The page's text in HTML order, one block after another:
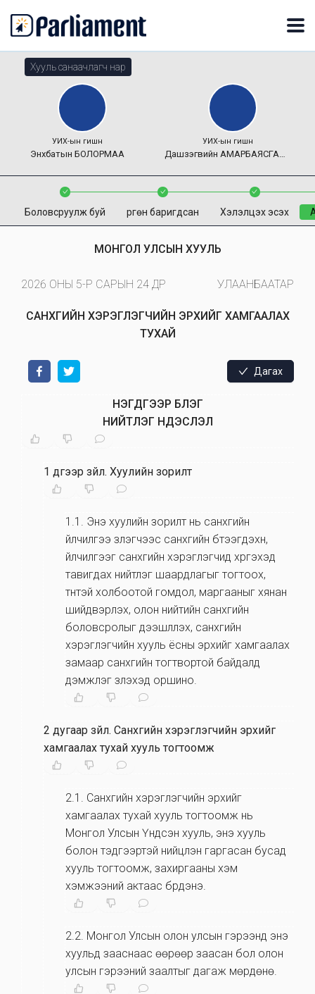
Хууль санаачлагч нар
УИХ-ын гишүүн
Энхбатын БОЛОРМАА
УИХ-ын гишүүн
Дашзэгвийн АМАРБАЯСГАЛАН
Боловсруулж буй Өргөн баригдсан Хэлэлцэх эсэх
МОНГОЛ УЛСЫН ХУУЛЬ
2026 ОНЫ 5-Р САРЫН 24 ӨДӨР УЛААНБААТАР
САНХҮҮГИЙН ХЭРЭГЛЭГЧИЙН ЭРХИЙГ ХАМГААЛАХ
ТУХАЙ
Дагах
НЭГДҮГЭЭР БҮЛЭГ
НИЙТЛЭГ ҮНДЭСЛЭЛ
1 дүгээр зүйл. Хуулийн зорилт
1.1 . Энэ хуулийн зорилт нь санхүүгийн
үйлчилгээ үзүүлэгчээс санхүүгийн бүтээгдэхүүн,
үйлчилгээг санхүүгийн хэрэглэгчид хүргэхэд
тавигдах нийтлэг шаардлагыг тогтоох,
түүнтэй холбоотой гомдол, маргааныг хянан
шийдвэрлэх, олон нийтийн санхүүгийн
боловсролыг дээшлүүлэх, санхүүгийн
хэрэглэгчийн хууль ёсны эрхийг хамгаалах
замаар санхүүгийн тогтвортой байдалд
дэмжлэг үзүүлэхэд оршино.
2 дугаар зүйл. Санхүүгийн хэрэглэгчийн эрхийг
хамгаалах тухай хууль тогтоомж
2.1 . Санхүүгийн хэрэглэгчийн эрхийг
хамгаалах тухай хууль тогтоомж нь
Монгол Улсын Үндсэн хууль, энэ хууль
болон тэдгээртэй нийцүүлэн гаргасан бусад
хууль тогтоомж, захиргааны хэм
хэмжээний актаас бүрдэнэ.
2.2. Монгол Улсын олон улсын гэрээнд энэ
хуульд зааснаас өөрөөр заасан бол олон
улсын гэрээний заалтыг дагаж мөрдөнө.